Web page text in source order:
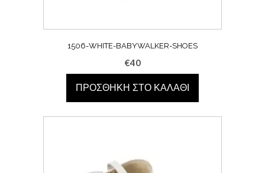
1506-WHITE-BABYWALKER-SHOES
€40
ΠΡΟΣΘΉΚΗ ΣΤΟ ΚΑΛΆΘΙ